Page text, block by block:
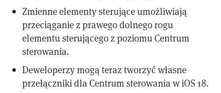
Zmienne elementy sterujące umożliwiają
przeciąganie z prawego dolnego rogu
elementu sterującego z poziomu Centrum
sterowania.
Deweloperzy mogą teraz tworzyć własne
przełączniki dla Centrum sterowania w iOS 18.